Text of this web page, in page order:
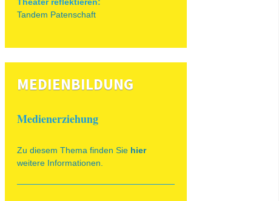
Tandem Patenschaft
MEDIENBILDUNG
Medienerziehung
Zu diesem Thema finden Sie hier
weitere Informationen.